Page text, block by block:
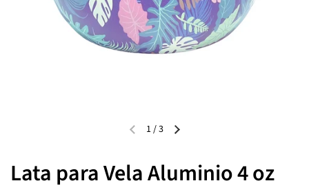
1/3
Lata para Vela Aluminio 4 oz